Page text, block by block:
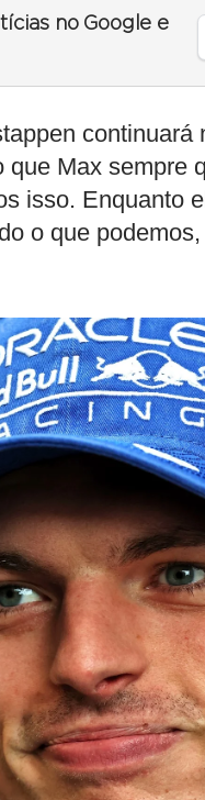
no Google e
continuará
Max sempre
isso. Enquanto
o que